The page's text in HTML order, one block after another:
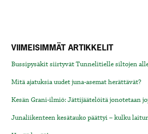
VIIMEISIMMÄT ARTIKKELIT
Bussipysäkit siirtyvät Tunnelitielle siltojen
Mitä ajatuksia uudet juna-asemat herättävät?
Kesän Grani-ilmiö: Jättijäätelöitä jonotetaan
Junaliikenteen kesätauko päättyi – kulku